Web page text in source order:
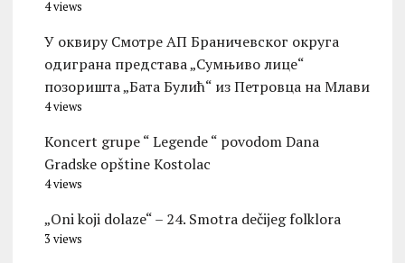
4 views
У оквиру Смотре АП Браничевског округа
одиграна представа „Сумњиво лице“
позоришта „Бата Булић“ из Петровца на Млави
4 views
Koncert grupe “ Legende “ povodom Dana
Gradske opštine Kostolac
4 views
„Oni koji dolaze“ – 24. Smotra dečijeg folklora
3 views